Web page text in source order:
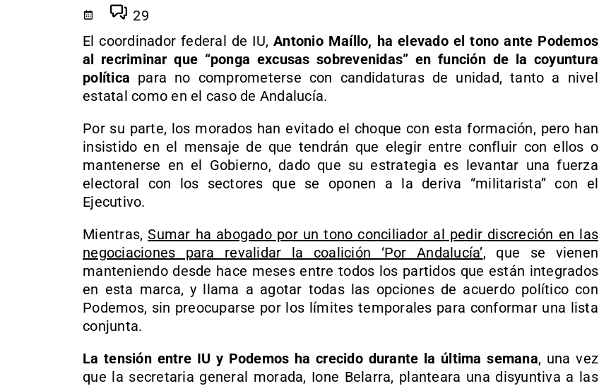
29
El coordinador federal de IU,Antonio Maíllo, ha elevado el tono ante Podemos
al recriminar que “ponga excusas sobrevenidas” en función de la coyuntura
política para no comprometerse con candidaturas de unidad, tanto a nivel
estatal como en el caso de Andalucía.
Por su parte, los morados han evitado el choque con esta formación, pero han
insistido en el mensaje de que tendrán que elegir entre confluir con ellos o
mantenerse en el Gobierno, dado que su estrategia es levantar una fuerza
electoral con los sectores que se oponen a la deriva “militarista” con el
Ejecutivo.
Mientras,Sumar ha abogado por un tono conciliador al pedir discreción en las
negociaciones para revalidar la coalición ‘Por Andalucía’, que se vienen
manteniendo desde hace meses entre todos los partidos que están integrados
en esta marca, y llama a agotar todas las opciones de acuerdo político con
Podemos, sin preocuparse por los límites temporales para conformar una lista
conjunta.
La tensión entre IU y Podemos ha crecido durante la última semana, una vez
que la secretaria general morada, Ione Belarra, planteara una disyuntiva a las